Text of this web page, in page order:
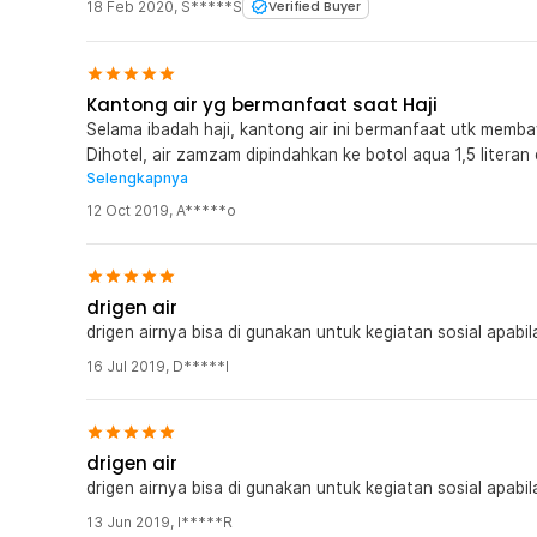
Desain Portable yang Bisa Dilipat Hingga Tipis
ringan setelah isinya habis. Kepraktisan ini
dalam saku ransel yang paling sempit sekalipun,
untuk peralatan penting lainnya. Selain itu, hadirnya
kenyamanan maksimal bagi tangan Anda saat harus
terisi air.
Kelengkapan Produk
Rincian yang Anda dapatkan untuk pembelian produk ini:
1 x TaffSPORT Kantong Air Minum Lipat BPA Free
18 Feb 2020, S*****S Verified Buyer
Kantong air yg bermanfaat saat Haji
Selama ibadah haji, kantong air ini bermanfaat utk
Dihotel, air zamzam dipindahkan ke botol aqua 1,5 literan
ke Indonesia bisa membawa 20 liter air zamzam, masuk
penting jangan masuk bagasi, pasti disita.
Selengkapnya
12 Oct 2019, A*****o
drigen air
drigen airnya bisa di gunakan untuk kegiatan sosial
16 Jul 2019, D*****l
drigen air
drigen airnya bisa di gunakan untuk kegiatan sosial
13 Jun 2019, I*****R